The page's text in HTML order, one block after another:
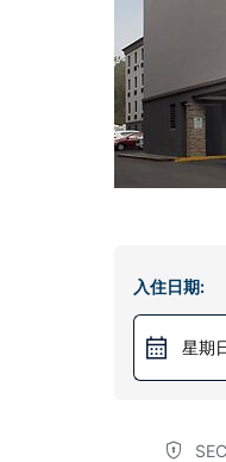
入住日期:
星期